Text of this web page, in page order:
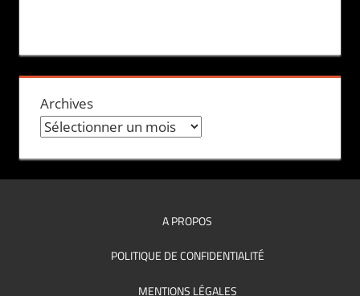
Archives
A PROPOS
POLITIQUE DE CONFIDENTIALITÉ
MENTIONS LÉGALES